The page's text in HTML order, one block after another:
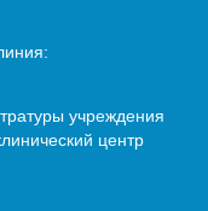
учреждения
центр